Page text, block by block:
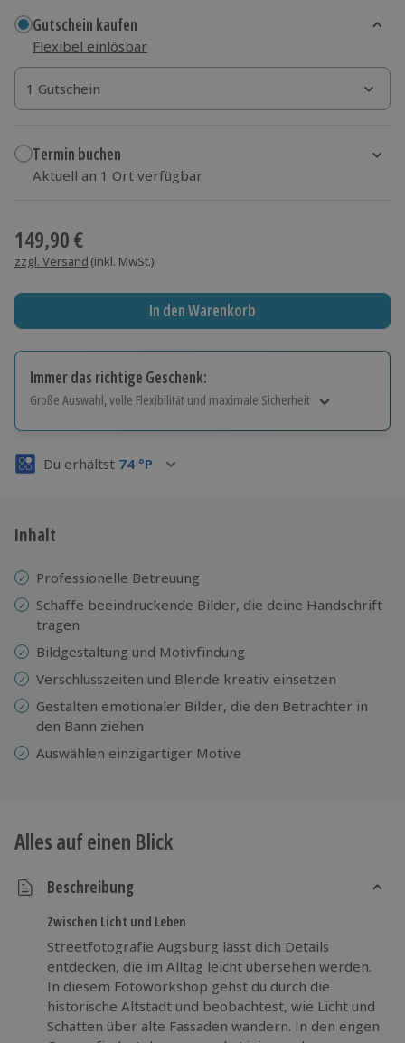
Gutschein kaufen
Flexibel einlösbar
1 Gutschein
1 Gutschein
1 Gutschein
Termin buchen
Aktuell an 1 Ort verfügbar
149,90 €
zzgl. Versand (inkl. MwSt.)
In den Warenkorb
Immer das richtige Geschenk:
Große Auswahl, volle Flexibilität und maximale Sicherheit
Volle Flexibilität
3 Jahre gültig & verlängerbar.
Du erhältst 74 °P
Inhalt
Professionelle Betreuung
Schaffe beeindruckende Bilder, die deine Handschrift
tragen
Bildgestaltung und Motivfindung
Verschlusszeiten und Blende kreativ einsetzen
Gestalten emotionaler Bilder, die den Betrachter in
den Bann ziehen
Auswählen einzigartiger Motive
Alles auf einen Blick
Beschreibung
Zwischen Licht und Leben
Streetfotografie Augsburg lässt dich Details
entdecken, die im Alltag leicht übersehen werden.
In diesem Fotoworkshop gehst du durch die
historische Altstadt und beobachtest, wie Licht und
Schatten über alte Fassaden wandern. In den engen